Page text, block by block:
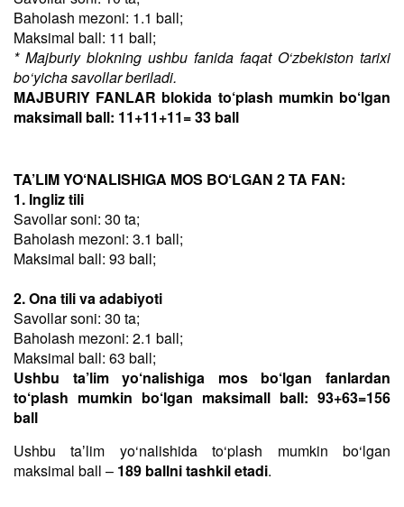
Baholash mezoni: 1.1 ball;
Maksimal ball: 11 ball;
* Majburiy blokning ushbu fanida faqat O‘zbekiston tarixi
bo‘yicha savollar beriladi.
MAJBURIY FANLAR blokida to‘plash mumkin bo‘lgan
maksimall ball: 11+11+11= 33 ball
TA’LIM YO‘NALISHIGA MOS BO‘LGAN 2 TA FAN:
1. Ingliz tili
Savollar soni: 30 ta;
Baholash mezoni: 3.1 ball;
Maksimal ball: 93 ball;
2. Ona tili va adabiyoti
Savollar soni: 30 ta;
Baholash mezoni: 2.1 ball;
Maksimal ball: 63 ball;
Ushbu ta’lim yo‘nalishiga mos bo‘lgan fanlardan
to‘plash mumkin bo‘lgan maksimall ball: 93+63=156
ball
Ushbu taʼlim yo‘nalishida to‘plash mumkin bo‘lgan
maksimal ball – 189 ballni tashkil etadi.